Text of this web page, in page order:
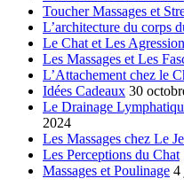
Toucher Massages et
L’architecture du corps
Le Chat et Les
Les Massages et Les
L’Attachement chez le
Idées Cadeaux 30
Le Drainage
2024
Les Massages chez Le
Les Perceptions du Chat
Massages et Poulinage 4